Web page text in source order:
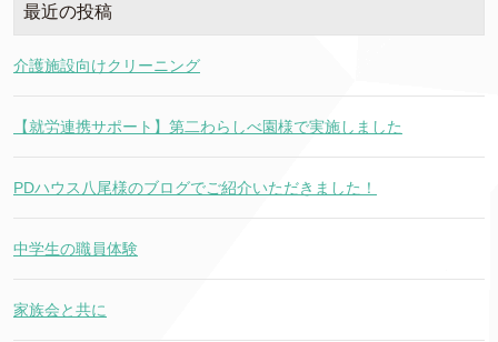
最近の投稿
介護施設向けクリーニング
【就労連携サポート】第二わらしべ園様で実施しました
PDハウス八尾様のブログでご紹介いただきました！
中学生の職員体験
家族会と共に